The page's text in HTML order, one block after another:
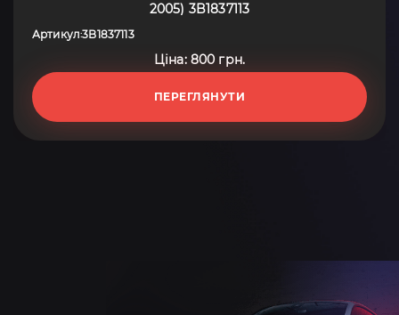
2005) 3B1837113
Артикул:3B1837113
Ціна: 800 грн.
ПЕРЕГЛЯНУТИ